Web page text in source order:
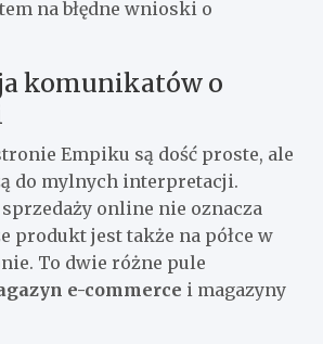
na błędne wnioski o
komunikatów o
Empiku są dość proste, ale
do mylnych interpretacji.
online nie oznacza
produkt jest także na półce w
To dwie różne pule
e-commerce i magazyny